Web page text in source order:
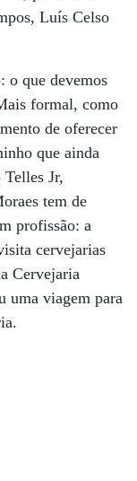
Luís Celso
o que devemos
formal, como
de oferecer
que ainda
Jr,
tem de
profissão: a
cervejarias
Cervejaria
uma viagem para